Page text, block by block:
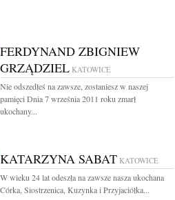
FERDYNAND ZBIGNIEW
GRZĄDZIEL KATOWICE
Nie odszedłeś na zawsze, zostaniesz w naszej
pamięci Dnia 7 września 2011 roku zmarł
ukochany...
KATARZYNA SABAT KATOWICE
W wieku 24 lat odeszła na zawsze nasza ukochana
Córka, Siostrzenica, Kuzynka i Przyjaciółka...